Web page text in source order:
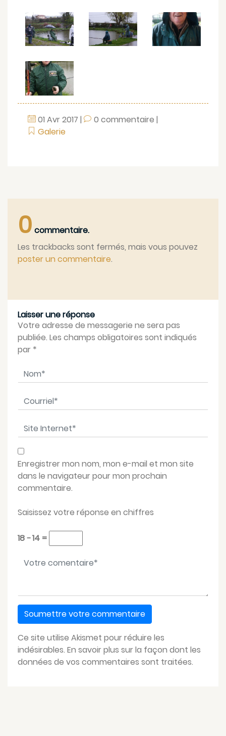
01 Avr 2017 | 0 commentaire |
Galerie
0 commentaire.
Les trackbacks sont fermés, mais vous pouvez
poster un commentaire.
Laisser une réponse
Votre adresse de messagerie ne sera pas
publiée. Les champs obligatoires sont indiqués
par *
Nom*
Courriel*
Site Internet*
Enregistrer mon nom, mon e-mail et mon site
dans le navigateur pour mon prochain
commentaire.
Saisissez votre réponse en chiffres
18 − 14 =
Votre message*
Ce site utilise Akismet pour réduire les
indésirables. En savoir plus sur la façon dont les
données de vos commentaires sont traitées.